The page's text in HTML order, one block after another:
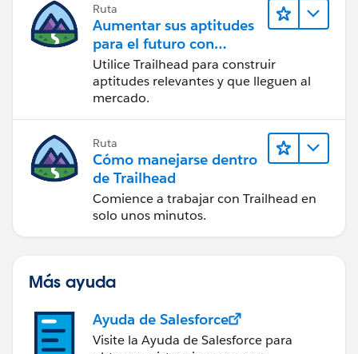
Ruta
Aumentar sus aptitudes
para el futuro con
Trailhead
Utilice Trailhead para construir
aptitudes relevantes y que lleguen al
mercado.
Ruta
Cómo manejarse dentro
de Trailhead
Comience a trabajar con Trailhead en
solo unos minutos.
Más ayuda
Ayuda de Salesforce
Visite la Ayuda de Salesforce para